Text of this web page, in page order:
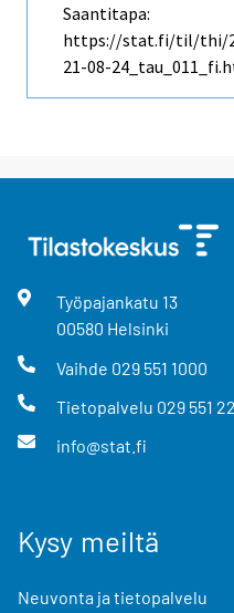
Saantitapa:
https://stat.fi/til/thi/
21-08-
Työpajankatu 13
00580 Helsinki
Vaihde 029 551 1000
Tietopalvelu 029 551
info@stat.fi
Kysy meiltä
Neuvonta ja tietopalvelu